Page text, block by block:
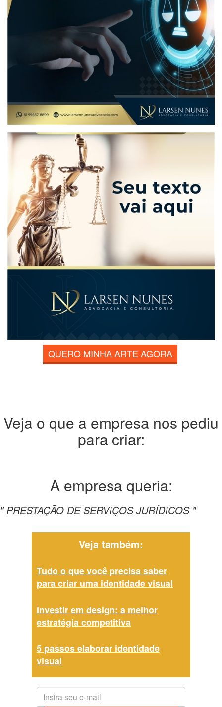
QUERO MINHA ARTE AGORA
Veja o que a empresa nos pediu
para criar:
A empresa queria:
" PRESTAÇÃO DE SERVIÇOS JURÍDICOS "
Veja também:
Tudo o que você precisa saber
para criar uma identidade visual
Investir em design: a melhor
estratégia competitiva
5 passos elaborar identidade
visual